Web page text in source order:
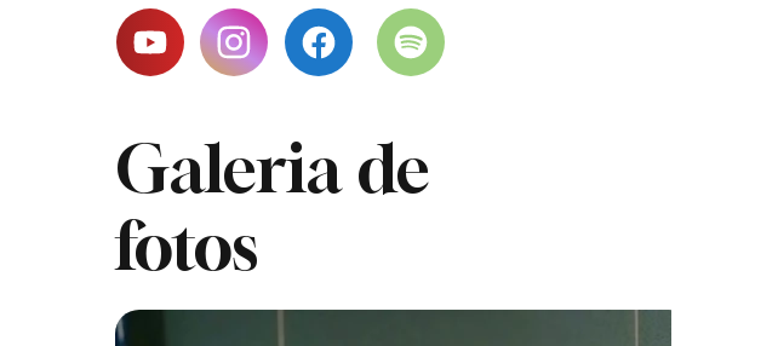
Galeria de
fotos